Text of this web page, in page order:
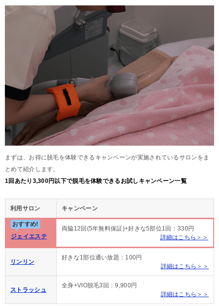
まずは、お得に脱毛を体験できるキャンペーンが実施されているサロンをま
とめて紹介します。
1回あたり3,300円以下で脱毛を体験できるお試しキャンペーン一覧
利用サロン キャンペーン
おすすめ!
ジェイエステ
両脇12回(5年無料保証)+好きな5部位1回：330円
詳細はこちら＞＞
リンリン
好きな1部位通い放題：100円
詳細はこちら＞＞
ストラッシュ
全身+VIO脱毛3回：9,900円
詳細はこちら＞＞